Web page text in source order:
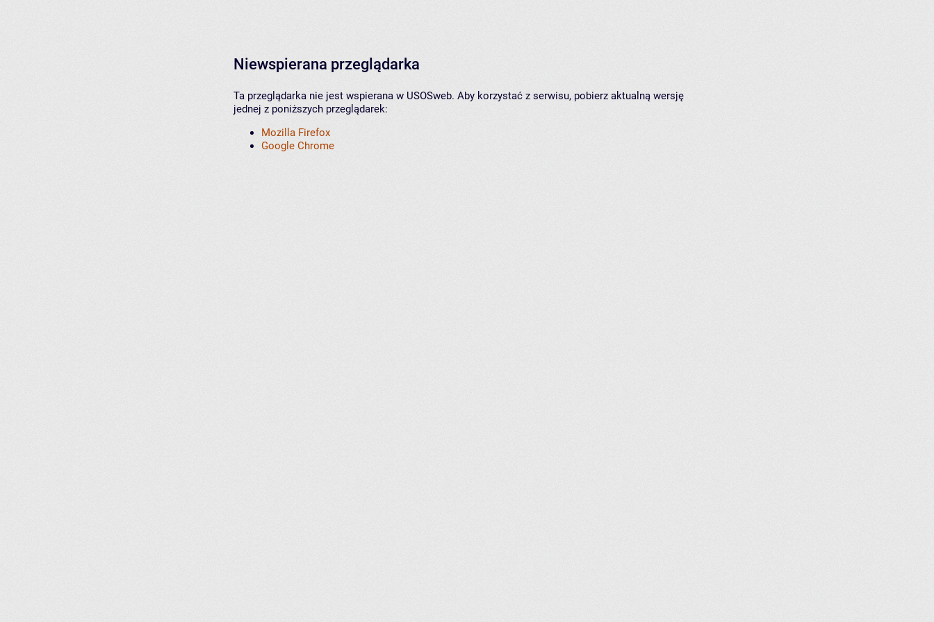
Niewspierana przeglądarka
Ta przeglądarka nie jest wspierana w USOSweb. Aby korzystać z serwisu, pobierz aktualną wersję
jednej z poniższych przeglądarek:
Mozilla Firefox
Google Chrome